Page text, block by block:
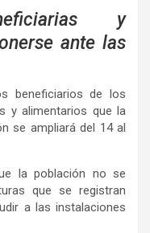
y
ante las
beneficiarios de los
y alimentarios que la
se ampliará del 14 al
la población no se
que se registran
a las instalaciones